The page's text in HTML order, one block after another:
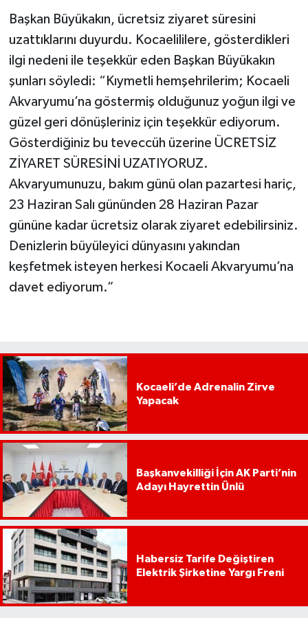
Başkan Büyükakın, ücretsiz ziyaret süresini
uzattıklarını duyurdu. Kocaelililere, gösterdikleri
ilgi nedeni ile teşekkür eden Başkan Büyükakın
şunları söyledi: “Kıymetli hemşehrilerim; Kocaeli
Akvaryumu’na göstermiş olduğunuz yoğun ilgi ve
güzel geri dönüşleriniz için teşekkür ediyorum.
Gösterdiğiniz bu teveccüh üzerine ÜCRETSİZ
ZİYARET SÜRESİNİ UZATIYORUZ.
Akvaryumunuzu, bakım günü olan pazartesi hariç,
23 Haziran Salı gününden 28 Haziran Pazar
gününe kadar ücretsiz olarak ziyaret edebilirsiniz.
Denizlerin büyüleyici dünyasını yakından
keşfetmek isteyen herkesi Kocaeli Akvaryumu’na
davet ediyorum.”
Kocaeli’de Adrenalin Zirve
Yapacak
Başkanvekilliği İçin AK Parti’nin
Adayı Hayrettin Ünlü
Habersiz Tarife Değiştiren
Elektrik Şirketine Yargı Freni